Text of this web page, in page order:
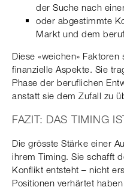
der Suche nach
oder abgestimmte
Markt und dem
Diese «weichen»
finanzielle Aspekte. Sie
Phase der beruflichen
anstatt sie dem Zufall zu
FAZIT: DAS TIMING
Die grösste Stärke einer
ihrem Timing. Sie schafft
Konflikt entsteht – nicht
Positionen verhärtet